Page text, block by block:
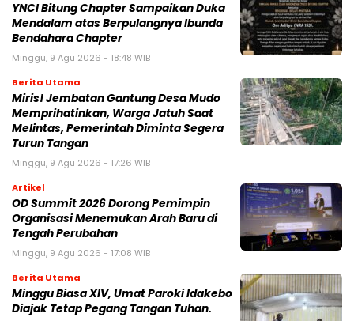
YNCI Bitung Chapter Sampaikan Duka
Mendalam atas Berpulangnya Ibunda
Bendahara Chapter
Minggu, 9 Agu 2026 - 18:48 WIB
Berita Utama
Miris! Jembatan Gantung Desa Mudo
Memprihatinkan, Warga Jatuh Saat
Melintas, Pemerintah Diminta Segera
Turun Tangan
Minggu, 9 Agu 2026 - 17:26 WIB
Artikel
OD Summit 2026 Dorong Pemimpin
Organisasi Menemukan Arah Baru di
Tengah Perubahan
Minggu, 9 Agu 2026 - 17:08 WIB
Berita Utama
Minggu Biasa XIV, Umat Paroki Idakebo
Diajak Tetap Pegang Tangan Tuhan.